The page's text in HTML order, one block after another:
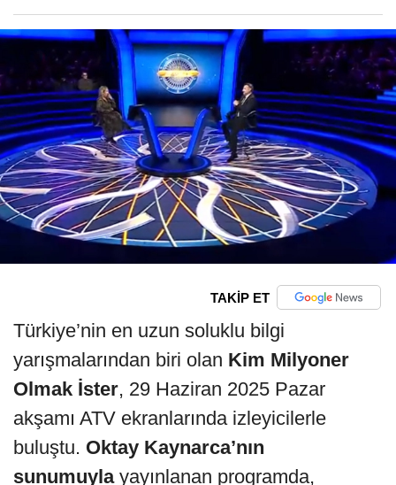
TAKİP ET
Türkiye’nin en uzun soluklu bilgi
yarışmalarından biri olan Kim Milyoner
Olmak İster, 29 Haziran 2025 Pazar
akşamı ATV ekranlarında izleyicilerle
buluştu. Oktay Kaynarca’nın
sunumuylayayınlanan programda,